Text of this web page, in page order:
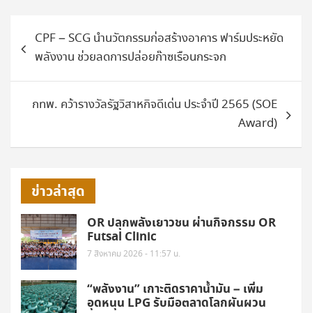
เรื่องCPF – SCG นำนวัตกรรมก่อสร้างอาคาร ฟาร์มประหยัด
พลังงาน ช่วยลดการปล่อยก๊าซเรือนกระจก
กทพ. คว้ารางวัลรัฐวิสาหกิจดีเด่น ประจำปี 2565 (SOE
Award)
ข่าวล่าสุด
OR ปลุกพลังเยาวชน ผ่านกิจกรรม OR
Futsal Clinic
7 สิงหาคม 2026 - 11:57 น.
“พลังงาน” เกาะติดราคาน้ำมัน – เพิ่ม
อุดหนุน LPG รับมือตลาดโลกผันผวน